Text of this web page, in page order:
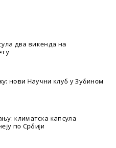
два викенда на
нови Научни клуб у Зубином
климатска капсула
по Србији